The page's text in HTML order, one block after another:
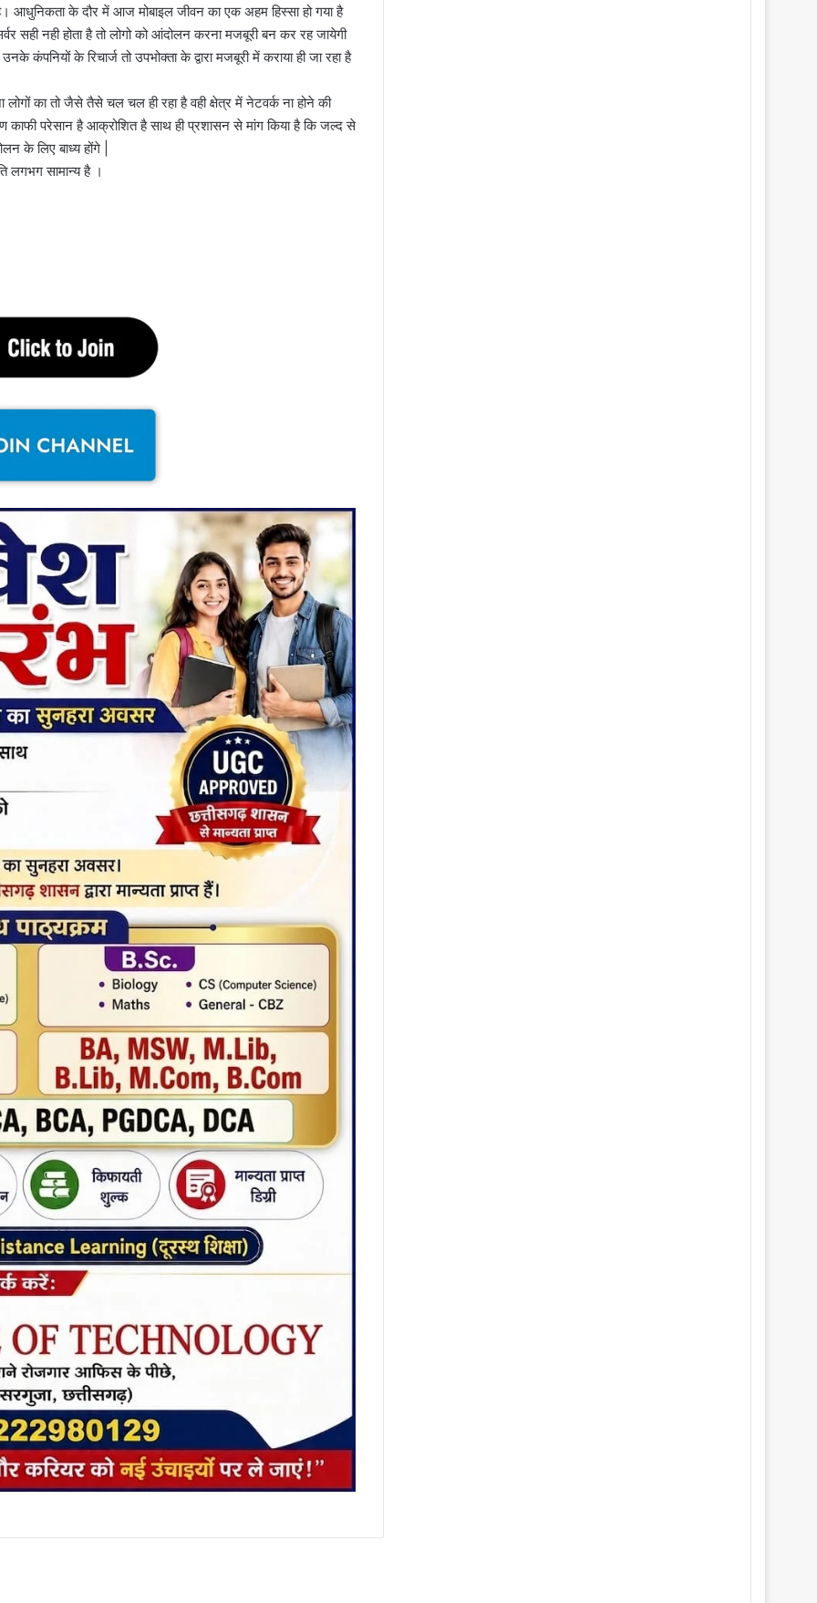
आधुनिकता के दौर में आज मोबाइल जीवन का एक अहम हिस्सा हो गया है
सही नही होता है तो लोगो को आंदोलन करना मजबूरी बन कर रह जायेगी
कंपनियों के रिचार्ज तो उपभोक्ता के द्वारा मजबूरी में कराया ही जा रहा है
का तो जैसे तैसे चल चल ही रहा है वही क्षेत्र में नेटवर्क ना होने की
काफी परेसान है आक्रोशित है साथ ही प्रशासन से मांग किया है कि जल्द से
के लिए बाध्य होंगे |
लगभग सामान्य है ।